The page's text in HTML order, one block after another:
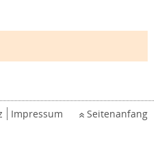
Impressum Seitenanfang